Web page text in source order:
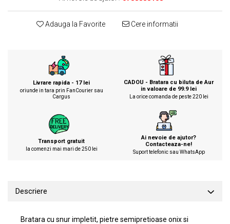
Pentru iubit
Echipe de fotbal
Brelocuri cu mesaje amuzante
Cadouri pentru parinti de Craciun
Dupa varsta
Adauga la Favorite Cere informatii
Livrare rapida - 17 lei
oriunde in tara prin FanCourier sau
Cargus
CADOU - Bratara cu biluta de Aur
in valoare de 99.9 lei
La orice comanda de peste 220 lei
Transport gratuit
la comenzi mai mari de 250 lei
Ai nevoie de ajutor?
Contacteaza-ne!
Suport telefonic sau WhatsApp
Descriere
Bratara cu snur impletit, pietre semipretioase onix si